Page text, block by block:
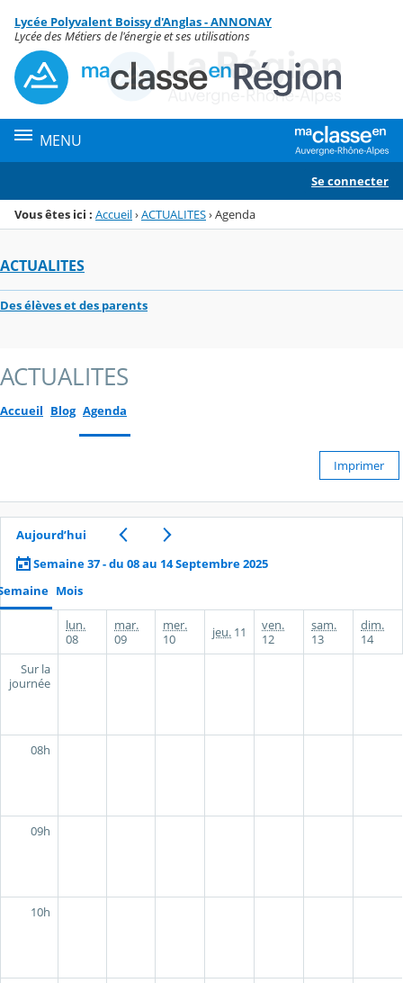
Menu de la rubrique
Contenu
Lycée Polyvalent Boissy d'Anglas - ANNONAY
Lycée des Métiers de l'énergie et ses utilisations
MENU
Se connecter
Vous êtes ici : Accueil›ACTUALITES›Agenda
ACTUALITES
Des élèves et des parents
ACTUALITES
Accueil Blog Agenda
Imprimer
Aujourd’hui
Semaine 37 - du 08 au 14 Septembre 2025
Mois
lun.
08
mar.
09
mer.
10
jeu. 11
ven.
12
sam.
13
dim.
14
Sur la
journée
08h
09h
10h